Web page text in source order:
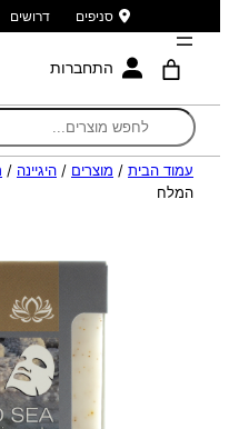
סניפים דרושים
התחברות
עמוד הבית / מוצרים / היגיינה /
המלח